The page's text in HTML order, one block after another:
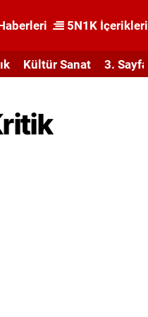
5N1K İçerikleri
Kültür Sanat 3. Sayfa